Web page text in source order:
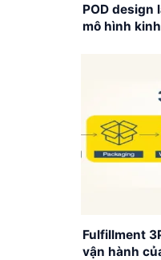
POD design
mô hình
Fulfillment
vận hành